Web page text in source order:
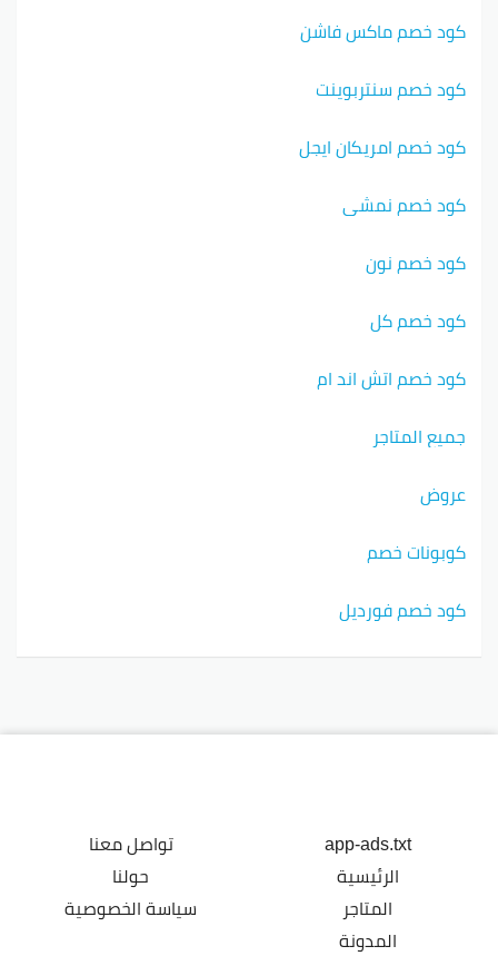
كود خصم ماكس فاشن
كود خصم سنتربوينت
كود خصم امريكان ايجل
كود خصم نمشي
كود خصم نون
كود خصم كل
كود خصم اتش اند ام
جميع المتاجر
عروض
كوبونات خصم
كود خصم فورديل
app-ads.txt
الرئيسية
المتاجر
المدونة
تواصل معنا
حولنا
سياسة الخصوصية